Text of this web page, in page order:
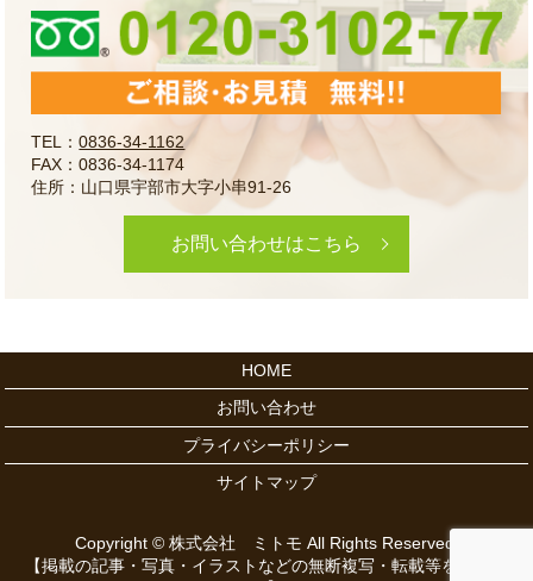
TEL：0836-34-1162
FAX：0836-34-1174
住所：山口県宇部市大字小串91-26
お問い合わせはこちら
HOME
お問い合わせ
プライバシーポリシー
サイトマップ
Copyright © 株式会社 ミトモ All Rights Reserved.
【掲載の記事・写真・イラストなどの無断複写・転載等を禁じま